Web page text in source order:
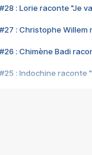
#28 : Lorie raconte "Je
#27 : Christophe
#26 : Chimène Badi
#25 : Indochine raconte